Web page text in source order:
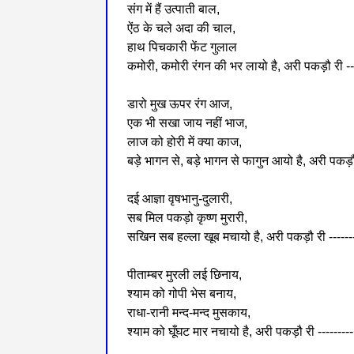
संग में हैं उत्पाती बाल,
ऐंठ के चले अदा की चाल,
हाथ पिचकारी फेंट गुलाल
कमोरी, कमोरी रंगन की भर लायो है, अरी पकड़ौ री
डारो मुख ऊपर रंग आज,
एक भी सखा जाय नहीं भाज,
लाज को होरी में क्या काज,
बड़े भागन से, बड़े भागन से फागुन आयो है, अरी
दई आज्ञा वृषभानु-दुलारी,
सब मिल पकड़ो कृष्ण मुरारी,
सखिन सब हल्ला खूब मचायो है, अरी पकड़ौ री
पीताम्बर मुरली लई छिनाय,
श्याम को गोपी भेस बनाय,
राधा-रानी मन्द-मन्द मुसकाय,
श्याम को घूँघट मार नचायो है, अरी पकड़ौ री ---------